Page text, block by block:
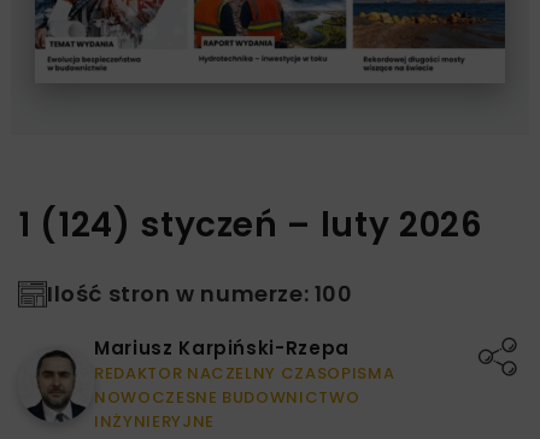
1 (124) styczeń – luty 2026
Ilość stron w numerze: 100
Mariusz Karpiński-Rzepa
REDAKTOR NACZELNY CZASOPISMA
NOWOCZESNE BUDOWNICTWO
INŻYNIERYJNE